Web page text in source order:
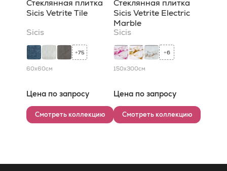
Стеклянная плитка
Sicis Vetrite Tile
Sicis
+75
60x60см
Цена по запросу
Смотреть коллекцию
Стеклянная плитка
Sicis Vetrite Electric
Marble
Sicis
+6
150x300см
Цена по запросу
Смотреть коллекцию